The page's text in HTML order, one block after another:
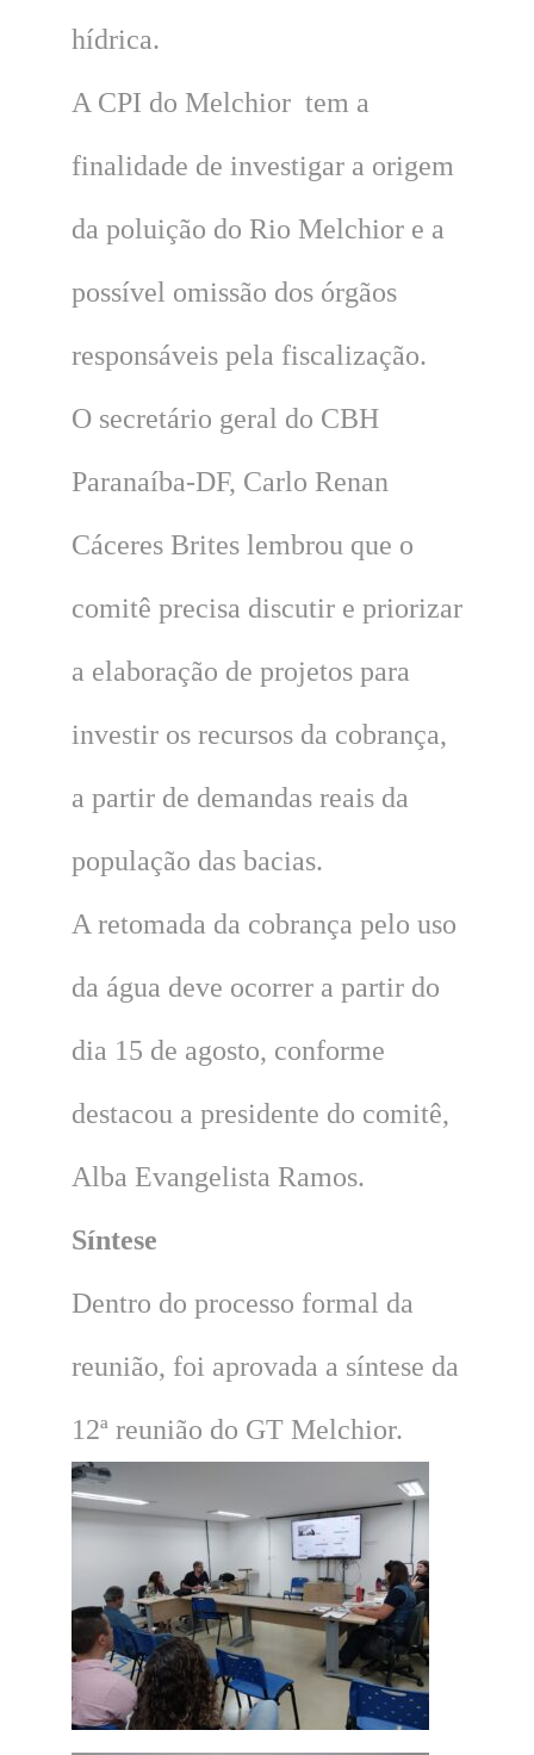
hídrica.
A CPI do Melchior tem a
finalidade de investigar a origem
da poluição do Rio Melchior e a
possível omissão dos órgãos
responsáveis pela fiscalização.
O secretário geral do CBH
Paranaíba-DF, Carlo Renan
Cáceres Brites lembrou que o
comitê precisa discutir e priorizar
a elaboração de projetos para
investir os recursos da cobrança,
a partir de demandas reais da
população das bacias.
A retomada da cobrança pelo uso
da água deve ocorrer a partir do
dia 15 de agosto, conforme
destacou a presidente do comitê,
Alba Evangelista Ramos.
Síntese
Dentro do processo formal da
reunião, foi aprovada a síntese da
12ª reunião do GT Melchior.